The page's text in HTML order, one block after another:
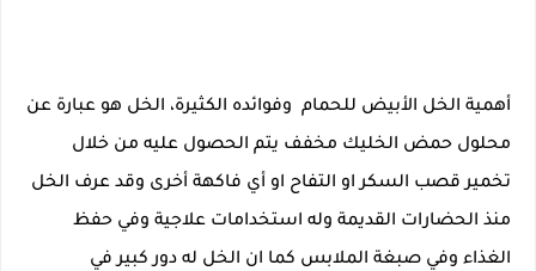
أهمية الخل الأبيض للحمام وفوائده الكثيرة، الخل هو عبارة عن
محلول حمض الخليك مخفف يتم الحصول عليه من خلال
تخمير قصب السكر او التفاح او أي فاكهة أخرى وقد عرف الخل
منذ الحضارات القديمة وله استخدامات علاجية وفي حفظ
الغذاء وفي صبغة الملابس كما ان الخل له دور كبير في